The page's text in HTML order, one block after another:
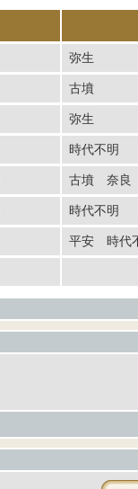
弥生
古墳
弥生
時代不明
古墳 奈
時代不明
平安 時